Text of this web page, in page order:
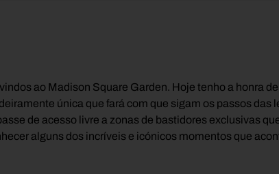
ao Madison Square Garden. Hoje tenho a honra
única que fará com que sigam os passos das
de acesso livre a zonas de bastidores exclusivas
alguns dos incríveis e icónicos momentos que